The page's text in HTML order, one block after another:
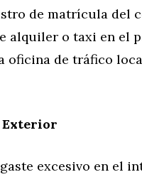
de matrícula del
alquiler o taxi en el
oficina de tráfico
excesivo en el